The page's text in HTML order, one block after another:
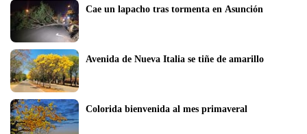
Cae un lapacho tras tormenta en Asunción
Avenida de Nueva Italia se tiñe de amarillo
Colorida bienvenida al mes primaveral